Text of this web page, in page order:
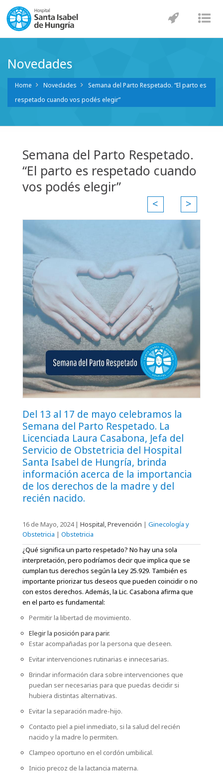
Novedades
Home Novedades
Semana del Parto Respetado. “El parto es
respetado cuando vos podés elegir”
Semana del Parto Respetado.
“El parto es respetado cuando
vos podés elegir”
< >
Del 13 al 17 de mayo celebramos la
Semana del Parto Respetado. La
Licenciada Laura Casabona, Jefa del
Servicio de Obstetricia del Hospital
Santa Isabel de Hungría, brinda
información acerca de la importancia
de los derechos de la madre y del
recién nacido.
16 de Mayo, 2024 | Hospital, Prevención | Ginecología y
Obstetricia | Obstetricia
¿Qué significa un parto respetado? No hay una sola
interpretación, pero podríamos decir que implica que se
cumplan tus derechos según la Ley 25.929. También es
importante priorizar tus deseos que pueden coincidir o no
con estos derechos. Además, la Lic. Casabona afirma que
en el parto es fundamental:
Permitir la libertad de movimiento.
Elegir la posición para parir.
Estar acompañadas por la persona que deseen.
Evitar intervenciones rutinarias e innecesarias.
Brindar información clara sobre intervenciones que
puedan ser necesarias para que puedas decidir si
hubiera distintas alternativas.
Evitar la separación madre-hijo.
Contacto piel a piel inmediato, si la salud del recién
nacido y la madre lo permiten.
Clampeo oportuno en el cordón umbilical.
Inicio precoz de la lactancia materna.